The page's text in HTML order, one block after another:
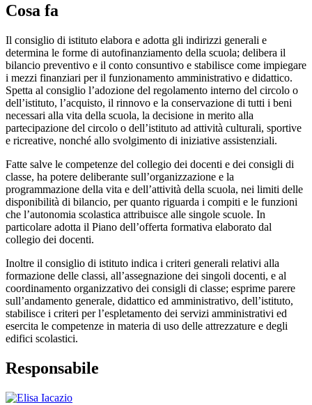
Cosa fa
Il consiglio di istituto elabora e adotta gli indirizzi generali e
determina le forme di autofinanziamento della scuola; delibera il
bilancio preventivo e il conto consuntivo e stabilisce come impiegare
i mezzi finanziari per il funzionamento amministrativo e didattico.
Spetta al consiglio l’adozione del regolamento interno del circolo o
dell’istituto, l’acquisto, il rinnovo e la conservazione di tutti i beni
necessari alla vita della scuola, la decisione in merito alla
partecipazione del circolo o dell’istituto ad attività culturali, sportive
e ricreative, nonché allo svolgimento di iniziative assistenziali.
Fatte salve le competenze del collegio dei docenti e dei consigli di
classe, ha potere deliberante sull’organizzazione e la
programmazione della vita e dell’attività della scuola, nei limiti delle
disponibilità di bilancio, per quanto riguarda i compiti e le funzioni
che l’autonomia scolastica attribuisce alle singole scuole. In
particolare adotta il Piano dell’offerta formativa elaborato dal
collegio dei docenti.
Inoltre il consiglio di istituto indica i criteri generali relativi alla
formazione delle classi, all’assegnazione dei singoli docenti, e al
coordinamento organizzativo dei consigli di classe; esprime parere
sull’andamento generale, didattico ed amministrativo, dell’istituto,
stabilisce i criteri per l’espletamento dei servizi amministrativi ed
esercita le competenze in materia di uso delle attrezzature e degli
edifici scolastici.
Responsabile